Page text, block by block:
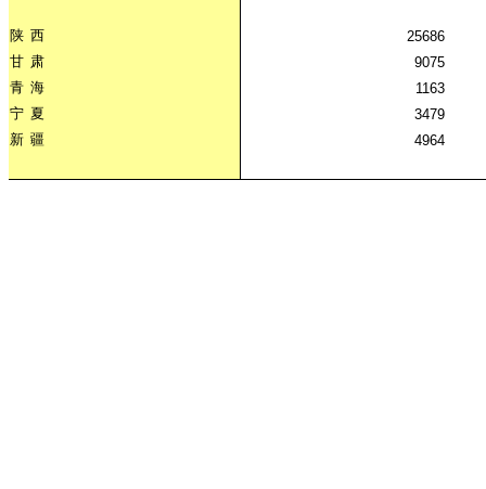
陕 西
25686
甘 肃
9075
青 海
1163
宁 夏
3479
新 疆 4964